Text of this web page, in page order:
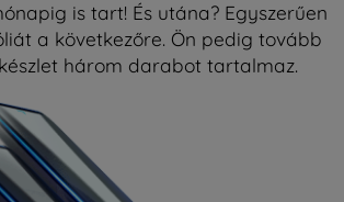
is tart! És utána? Egyszerűen
a következőre. Ön pedig tovább
három darabot tartalmaz.